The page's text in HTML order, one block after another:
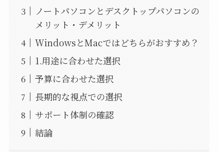
ノートパソコンとデスクトップパソコンの
メリット・デメリット
WindowsとMacではどちらがおすすめ？
1.用途に合わせた選択
予算に合わせた選択
長期的な視点での選択
サポート体制の確認
結論